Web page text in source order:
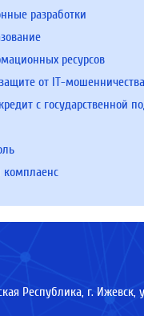
разработки
ресурсов
от IT-мошенничества
с государственной
Республика, г. Ижевск,